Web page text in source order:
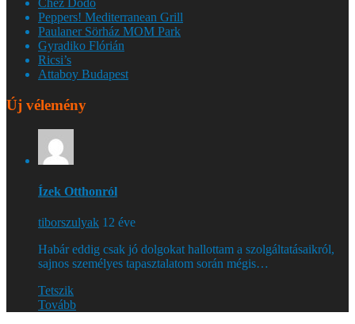
Chez Dodo
Peppers! Mediterranean Grill
Paulaner Sörház MOM Park
Gyradiko Flórián
Ricsi’s
Attaboy Budapest
Új vélemény
Ízek Otthonról
tiborszulyak 12 éve
Habár eddig csak jó dolgokat hallottam a szolgáltatásaikról,
sajnos személyes tapasztalatom során mégis…
Tetszik
Tovább